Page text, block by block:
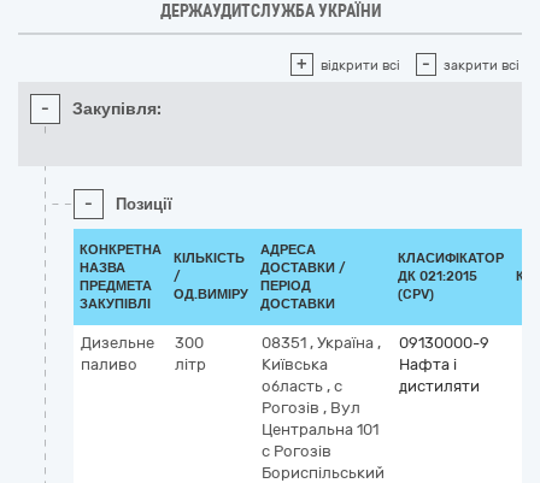
ДЕРЖАУДИТСЛУЖБА УКРАЇНИ
+ відкрити всі - закрити всі
- Закупівля:
- Позиції
КОНКРЕТНА
НАЗВА
ПРЕДМЕТА
ЗАКУПІВЛІ
КІЛЬКІСТЬ
/
ОД.ВИМІРУ
АДРЕСА
ДОСТАВКИ /
ПЕРІОД
ДОСТАВКИ
КЛАСИФІКАТОР
ДК 021:2015
(CPV)
Дизельне
паливо
300
літр
08351 , Україна ,
Київська
область , с
Рогозів , Вул
Центральна 101
с Рогозів
Бориспільський
09130000-9
Нафта і
дистиляти